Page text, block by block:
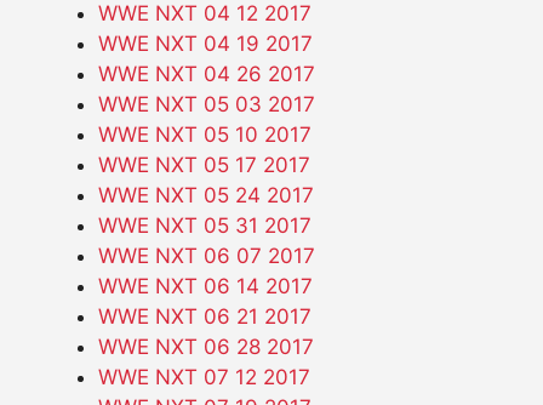
WWE NXT 04 12 2017
WWE NXT 04 19 2017
WWE NXT 04 26 2017
WWE NXT 05 03 2017
WWE NXT 05 10 2017
WWE NXT 05 17 2017
WWE NXT 05 24 2017
WWE NXT 05 31 2017
WWE NXT 06 07 2017
WWE NXT 06 14 2017
WWE NXT 06 21 2017
WWE NXT 06 28 2017
WWE NXT 07 12 2017